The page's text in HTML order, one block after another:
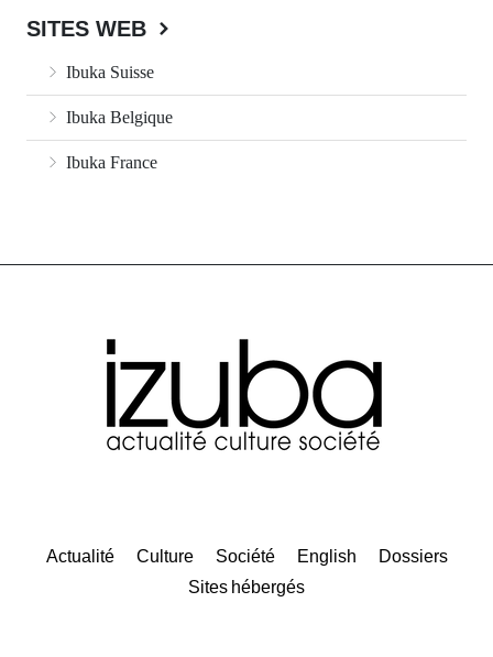
SITES WEB
Ibuka Suisse
Ibuka Belgique
Ibuka France
Actualité Culture Société English
Dossiers
Sites hébergés